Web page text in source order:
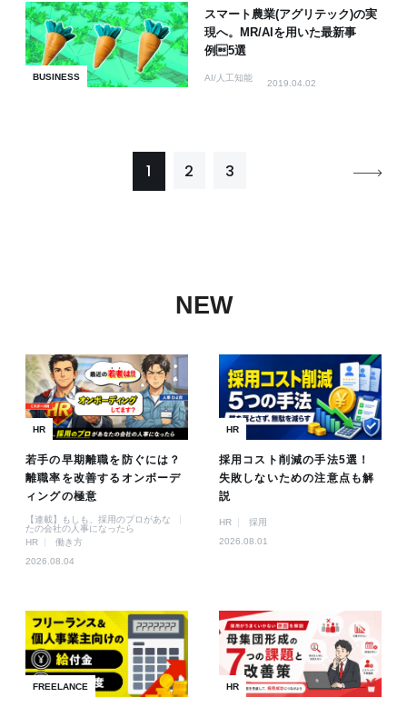
BUSINESS
スマート農業(アグリテック)の実
現へ。MR/AIを用いた最新事
例5選
AI/人工知能
2019.04.02
1 2 3
NEW
HR
若手の早期離職を防ぐには？
離職率を改善するオンボーデ
ィングの極意
【連載】もしも、採用のプロがあな
たの会社の人事になったら
HR
働き方
2026.08.04
HR
採用コスト削減の手法5選！
失敗しないための注意点も解
説
HR
採用
2026.08.01
FREELANCE HR